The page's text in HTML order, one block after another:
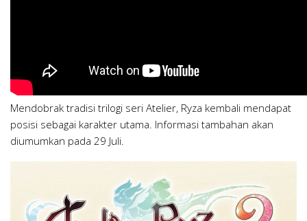
Mendobrak tradisi trilogi seri Atelier, Ryza kembali mendapat
posisi sebagai karakter utama. Informasi tambahan akan
diumumkan pada 29 Juli.